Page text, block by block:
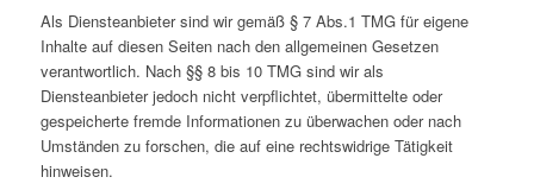
Als Diensteanbieter sind wir gemäß § 7 Abs.1 TMG für eigene
Inhalte auf diesen Seiten nach den allgemeinen Gesetzen
verantwortlich. Nach §§ 8 bis 10 TMG sind wir als
Diensteanbieter jedoch nicht verpflichtet, übermittelte oder
gespeicherte fremde Informationen zu überwachen oder nach
Umständen zu forschen, die auf eine rechtswidrige Tätigkeit
hinweisen.